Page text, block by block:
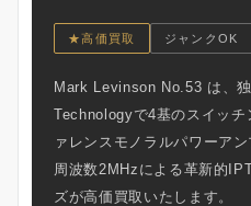
★高価買取 ジャンクOK
Mark Levinson No.53 は、
Technologyで4基のスイッ
ァレンスモノラルパワーア
周波数2MHzによる革新的
ズが高価買取いたします。